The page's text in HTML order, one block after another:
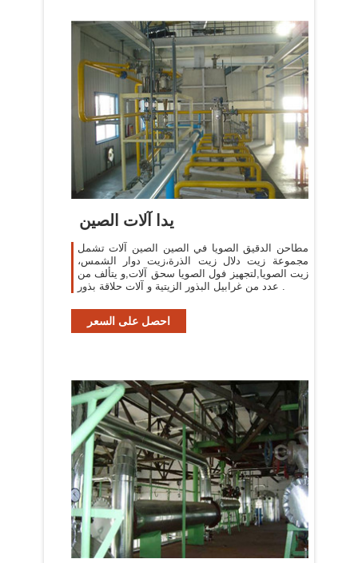
يدا آلات الصين
مطاحن الدقيق الصويا في الصين الصين آلات تشمل
مجموعة زيت دلال زيت الذرة،زيت دوار الشمس،
زيت الصويا,لتجهيز فول الصويا سحق آلات,و يتألف من
عدد من غرابيل البذور الزيتية و آلات حلاقة بذور .
احصل على السعر